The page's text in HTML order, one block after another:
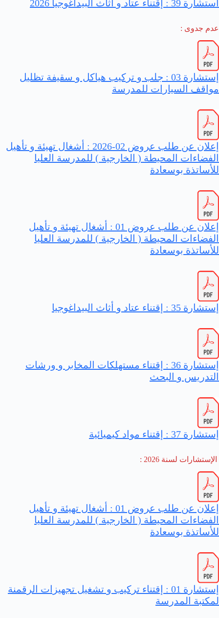
استشارة 39 : إقتناء عتاد و اثاث البيداغوجيا 2026
عدم جدوى :
إستشارة 03 : جلب و تركيب هياكل و سقيفة تظليل
مواقف السيارات للمدرسة
إعلان عن طلب عروض 02-2026 : أشغال تهيئة و تأهيل
الفضاءات المحيطة ( الخارجية ) للمدرسة العليا
للأساتذة بوسعادة
إعلان عن طلب عروض 01 : أشغال تهيئة و تأهيل
الفضاءات المحيطة ( الخارجية ) للمدرسة العليا
للأساتذة بوسعادة
إستشارة 35 : إقتناء عتاد و أثاث البيداغوجيا
إستشارة 36 : إقتناء مستهلكات المخابر و ورشات
التدريس و البحث
إستشارة 37 : إقتناء مواد كيميائية
الإستشارات لسنة 2026 :
إعلان عن طلب عروض 01 : أشغال تهيئة و تأهيل
الفضاءات المحيطة ( الخارجية ) للمدرسة العليا
للأساتذة بوسعادة
إستشارة 01 : إقتناء تركيب و تشغيل تجهيزات الرقمنة
لمكتبة المدرسة